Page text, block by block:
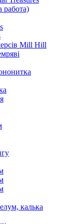
работа)
Mill Hill
калька